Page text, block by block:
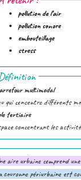
pollution de l’air
pollution sonore
embouteillage
stress
multimodal
qui concentre différents
tertiaire
concentrant les
aire urbaine comprend
couronne périurbaine est